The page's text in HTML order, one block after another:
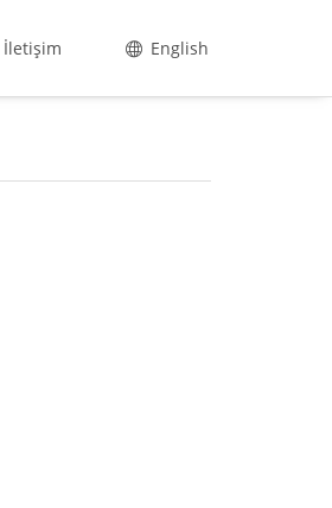
İletişim English